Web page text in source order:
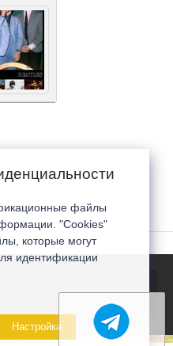
файлы
"Cookies"
которые могут
идентификации
Настройка